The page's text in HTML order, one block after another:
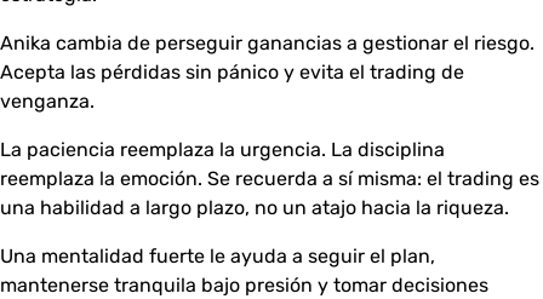
Anika cambia de perseguir ganancias a gestionar el riesgo.
Acepta las pérdidas sin pánico y evita el trading de
venganza.
La paciencia reemplaza la urgencia. La disciplina
reemplaza la emoción. Se recuerda a sí misma: el trading es
una habilidad a largo plazo, no un atajo hacia la riqueza.
Una mentalidad fuerte le ayuda a seguir el plan,
mantenerse tranquila bajo presión y tomar decisiones